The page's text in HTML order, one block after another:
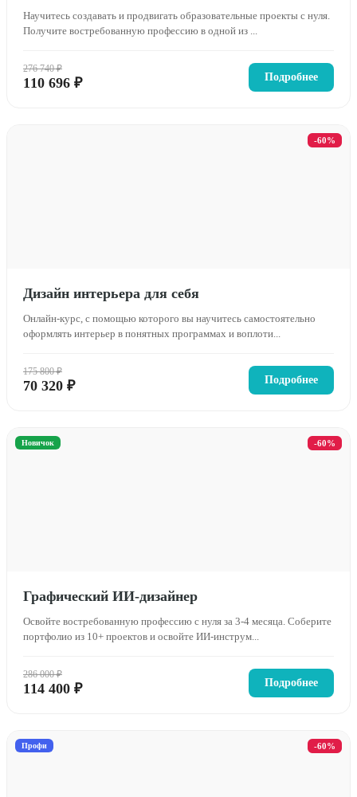
Научитесь создавать и продвигать образовательные проекты с нуля.
Получите востребованную профессию в одной из ...
276 740 ₽
110 696 ₽ Подробнее
-60%
Дизайн интерьера для себя
Онлайн-курс, с помощью которого вы научитесь самостоятельно
оформлять интерьер в понятных программах и воплоти...
175 800 ₽
70 320 ₽ Подробнее
-60%
Новичок
Графический ИИ-дизайнер
Освойте востребованную профессию с нуля за 3-4 месяца. Соберите
портфолио из 10+ проектов и освойте ИИ-инструм...
286 000 ₽
114 400 ₽ Подробнее
-60%
Профи